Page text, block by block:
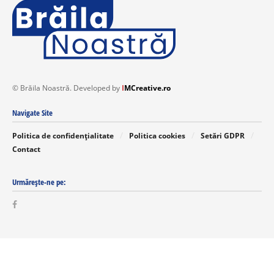
© Brăila Noastră. Developed by IMCreative.ro
Navigate Site
Politica de confidențialitate Politica cookies
Setări GDPR
Contact
Urmărește-ne pe: